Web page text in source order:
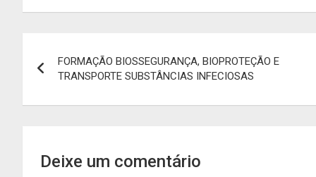
de
artigos
FORMAÇÃO BIOSSEGURANÇA, BIOPROTEÇÃO E
TRANSPORTE SUBSTÂNCIAS INFECIOSAS
Deixe um comentário